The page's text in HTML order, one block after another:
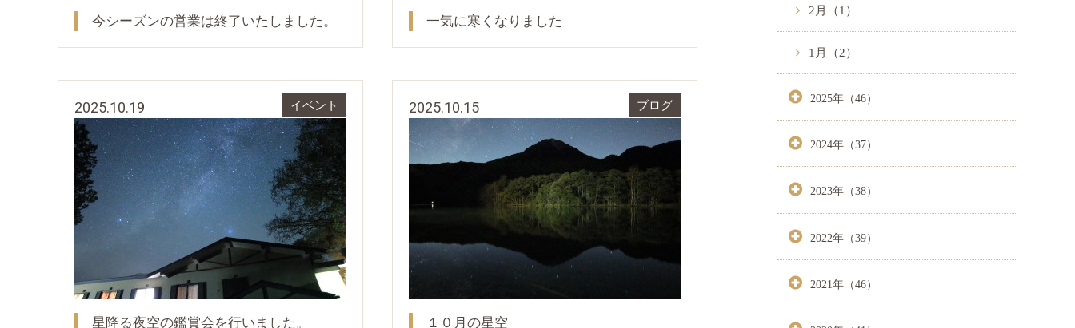
今シーズンの営業は終了いたしました。 一気に寒くなりました
2025.10.19 イベント
星降る夜空の鑑賞会を行いました。
2025.10.15 ブログ
１０月の星空
2月（1）
1月（2）
2025年（46）
2024年（37）
2023年（38）
2022年（39）
2021年（46）